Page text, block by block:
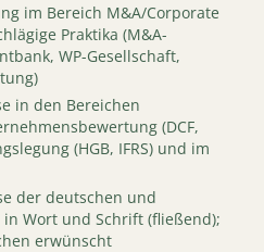
im Bereich M&A/Corporate
Praktika (M&A-
WP-Gesellschaft,
in den Bereichen
(DCF,
(HGB, IFRS) und im
der deutschen und
Wort und Schrift (fließend);
erwünscht